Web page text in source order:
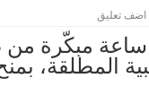
اضف تعليق
مبكّرة من
شتنبر 2020، بالأغلبية